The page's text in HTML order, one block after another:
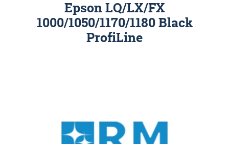
Epson LQ/LX/FX
1000/1050/1170/1180 Black
ProfiLine